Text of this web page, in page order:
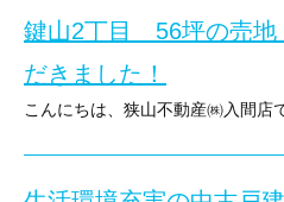
鍵山2丁目 56坪の売地
だきました！
こんにちは、狭山不動産㈱入間店